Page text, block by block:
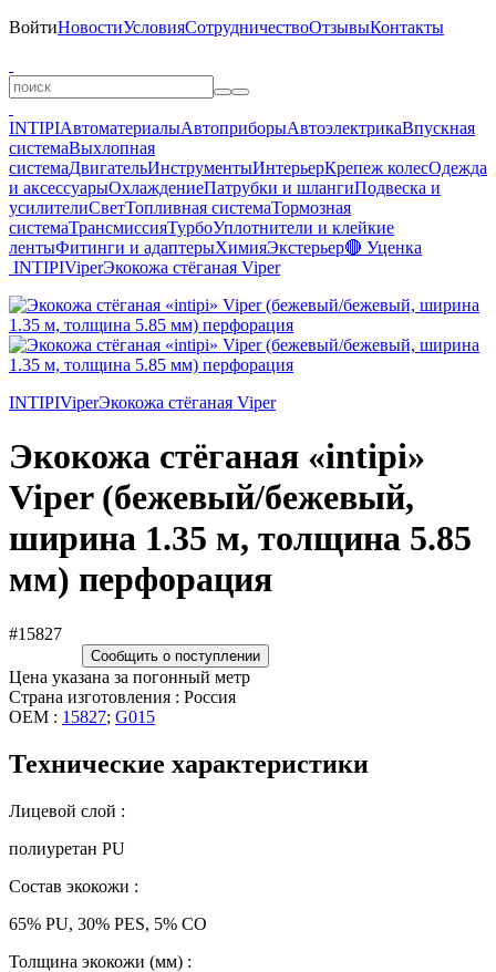
ВойтиНовостиУсловияСотрудничествоОтзывыКонтакты
INTIPIАвтоматериалыАвтоприборыАвтоэлектрикаВпускная
системаВыхлопная
системаДвигательИнструментыИнтерьерКрепеж колесОдежда
и аксессуарыОхлаждениеПатрубки и шлангиПодвеска и
усилителиСветТопливная системаТормозная
системаТрансмиссияТурбоУплотнители и клейкие
лентыФитинги и адаптерыХимияЭкстерьер🔴 Уценка
INTIPIViperЭкокожа стёганая Viper
INTIPIViperЭкокожа стёганая Viper
Экокожа стёганая «intipi»
Viper (бежевый/бежевый,
ширина 1.35 м, толщина 5.85
мм) перфорация
#15827
Сообщить о поступлении
Цена указана за погонный метр
Страна изготовления : Россия
OEM : 15827; G015
Технические характеристики
Лицевой слой :
полиуретан PU
Состав экокожи :
65% PU, 30% PES, 5% CO
Толщина экокожи (мм) :